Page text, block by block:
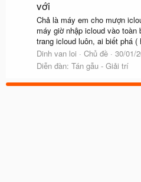
với
Chả là máy em cho mượn
máy giờ nhập icloud vào
trang icloud luôn, ai biết phá
Dinh van loi
Chủ đề 30/01/
Diễn đàn: Tán gẫu - Giải trí